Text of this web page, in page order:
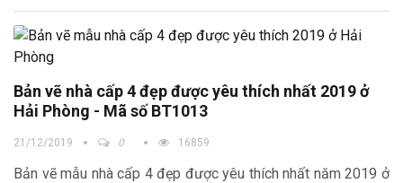
Bản vẽ nhà cấp 4 đẹp được yêu thích nhất 2019 ở
Hải Phòng - Mã số BT1013
21/12/2019 0 16859
Bản vẽ mẫu nhà cấp 4 đẹp được yêu thích nhất năm 2019 ở